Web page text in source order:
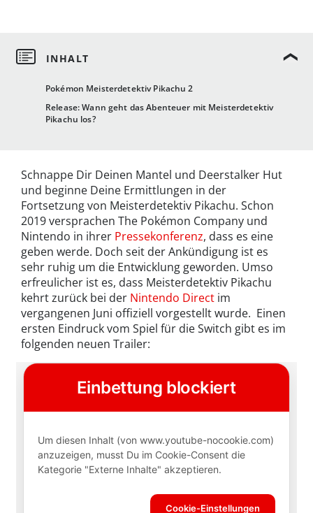
Pokémon Meisterdetektiv Pikachu 2
Release: Wann geht das Abenteuer mit Meisterdetektiv
Pikachu los?
Schnappe Dir Deinen Mantel und Deerstalker Hut
und beginne Deine Ermittlungen in der
Fortsetzung von Meisterdetektiv Pikachu. Schon
2019 versprachen The Pokémon Company und
Nintendo in ihrer Pressekonferenz, dass es eine
geben werde. Doch seit der Ankündigung ist es
sehr ruhig um die Entwicklung geworden. Umso
erfreulicher ist es, dass Meisterdetektiv Pikachu
kehrt zurück bei der Nintendo Direct im
vergangenen Juni offiziell vorgestellt wurde. Einen
ersten Eindruck vom Spiel für die Switch gibt es im
folgenden neuen Trailer: